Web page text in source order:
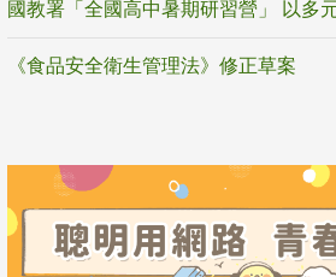
《食品安全衛生管理法》修正草案